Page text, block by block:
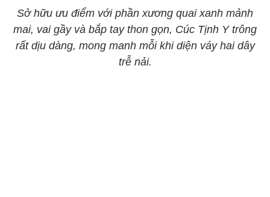
Sở hữu ưu điểm với phần xương quai xanh mảnh
mai, vai gầy và bắp tay thon gọn, Cúc Tịnh Y trông
rất dịu dàng, mong manh mỗi khi diện váy hai dây
trễ nải.